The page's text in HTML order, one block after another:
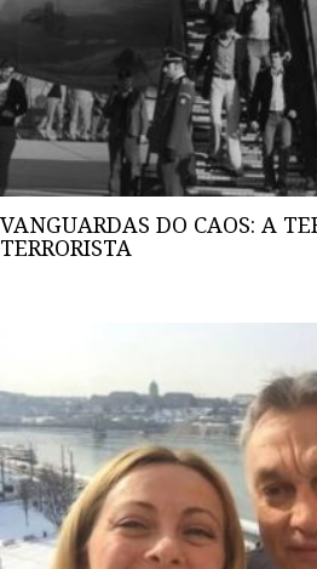
VANGUARDAS DO CAOS: A
TERRORISTA